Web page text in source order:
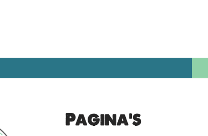
Pagina's